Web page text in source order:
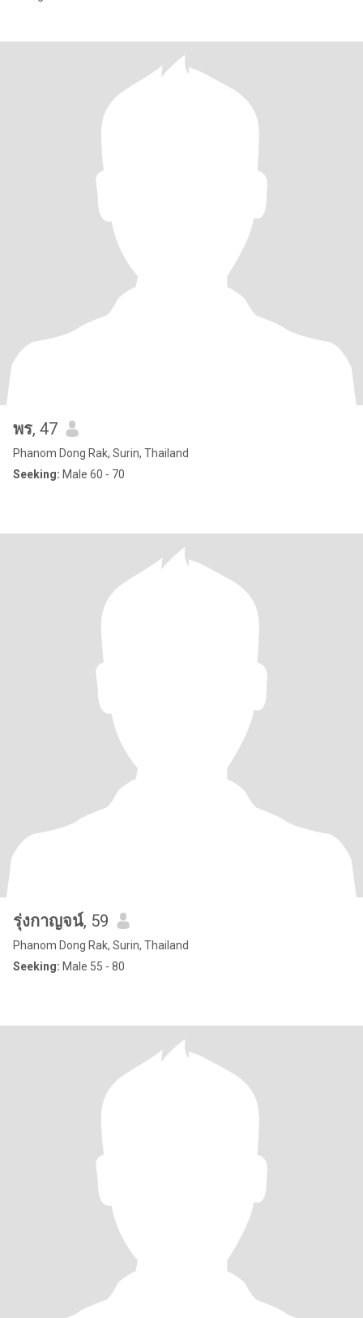
พร, 47
Phanom Dong Rak, Surin, Thailand
Seeking: Male 60 - 70
รุ่งกาญจน์, 59
Phanom Dong Rak, Surin, Thailand
Seeking: Male 55 - 80